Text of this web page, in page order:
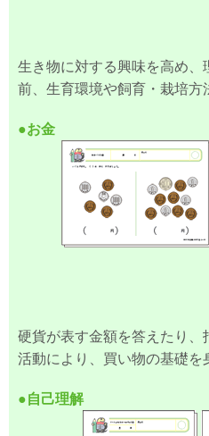
生き物に対する興味を高め、
前、生育環境や飼育・栽培方
●お金
硬貨が表す金額を答えたり、
活動により、買い物の基礎を
●自己理解